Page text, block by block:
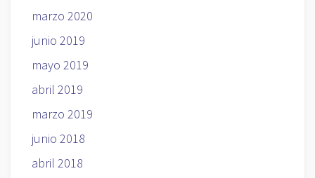
marzo 2020
junio 2019
mayo 2019
abril 2019
marzo 2019
junio 2018
abril 2018